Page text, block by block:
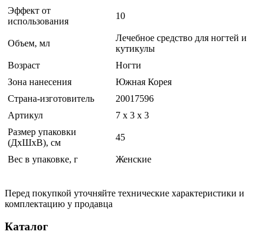
Эффект от
использования
10
Объем, мл
Лечебное средство для ногтей и
кутикулы
Возраст
Ногти
Зона нанесения
Южная Корея
Страна-изготовитель
20017596
Артикул
7 x 3 x 3
Размер упаковки
(ДхШхВ), см
45
Вес в упаковке, г Женские
Перед покупкой уточняйте технические характеристики и
комплектацию у продавца
Каталог